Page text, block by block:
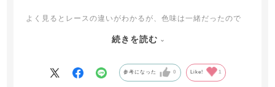
よく見るとレースの違いがわかるが、色味は一緒だったので
タンガのこの形は似たものを持ってるので想像がつきます(笑)
続きを読む
参考になった 0 Like! 1